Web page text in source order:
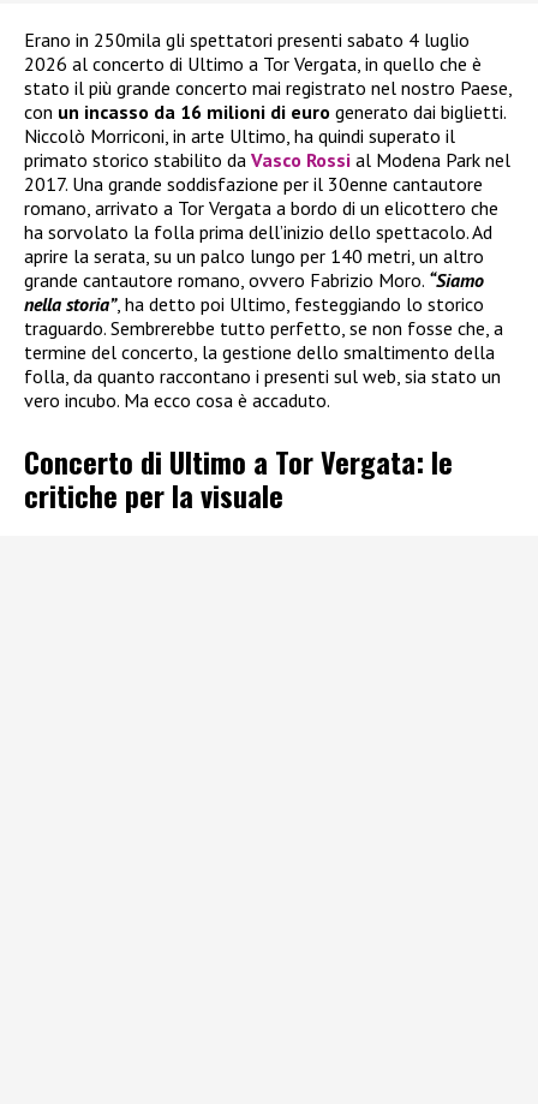
Erano in 250mila gli spettatori presenti sabato 4 luglio
2026 al concerto di Ultimo a Tor Vergata, in quello che è
stato il più grande concerto mai registrato nel nostro Paese,
con un incasso da 16 milioni di euro generato dai biglietti.
Niccolò Morriconi, in arte Ultimo, ha quindi superato il
primato storico stabilito da Vasco Rossi al Modena Park nel
2017. Una grande soddisfazione per il 30enne cantautore
romano, arrivato a Tor Vergata a bordo di un elicottero che
ha sorvolato la folla prima dell’inizio dello spettacolo. Ad
aprire la serata, su un palco lungo per 140 metri, un altro
grande cantautore romano, ovvero Fabrizio Moro. “Siamo
nella storia”, ha detto poi Ultimo, festeggiando lo storico
traguardo. Sembrerebbe tutto perfetto, se non fosse che, a
termine del concerto, la gestione dello smaltimento della
folla, da quanto raccontano i presenti sul web, sia stato un
vero incubo. Ma ecco cosa è accaduto.
Concerto di Ultimo a Tor Vergata: le
critiche per la visuale